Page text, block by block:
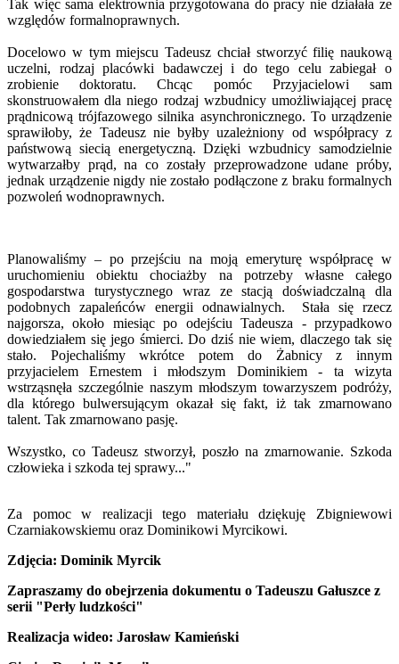
Tak więc sama elektrownia przygotowana do pracy nie działała ze
względów formalnoprawnych.
Docelowo w tym miejscu Tadeusz chciał stworzyć filię naukową
uczelni, rodzaj placówki badawczej i do tego celu zabiegał o
zrobienie doktoratu. Chcąc pomóc Przyjacielowi sam
skonstruowałem dla niego rodzaj wzbudnicy umożliwiającej pracę
prądnicową trójfazowego silnika asynchronicznego. To urządzenie
sprawiłoby, że Tadeusz nie byłby uzależniony od współpracy z
państwową siecią energetyczną. Dzięki wzbudnicy samodzielnie
wytwarzałby prąd, na co zostały przeprowadzone udane próby,
jednak urządzenie nigdy nie zostało podłączone z braku formalnych
pozwoleń wodnoprawnych.
Planowaliśmy – po przejściu na moją emeryturę współpracę w
uruchomieniu obiektu chociażby na potrzeby własne całego
gospodarstwa turystycznego wraz ze stacją doświadczalną dla
podobnych zapaleńców energii odnawialnych. Stała się rzecz
najgorsza, około miesiąc po odejściu Tadeusza - przypadkowo
dowiedziałem się jego śmierci. Do dziś nie wiem, dlaczego tak się
stało. Pojechaliśmy wkrótce potem do Żabnicy z innym
przyjacielem Ernestem i młodszym Dominikiem - ta wizyta
wstrząsnęła szczególnie naszym młodszym towarzyszem podróży,
dla którego bulwersującym okazał się fakt, iż tak zmarnowano
talent. Tak zmarnowano pasję.
Wszystko, co Tadeusz stworzył, poszło na zmarnowanie. Szkoda
człowieka i szkoda tej sprawy..."
Za pomoc w realizacji tego materiału dziękuję Zbigniewowi
Czarniakowskiemu oraz Dominikowi Myrcikowi.
Zdjęcia: Dominik Myrcik
Zapraszamy do obejrzenia dokumentu o Tadeuszu Gałuszce z
serii "Perły ludzkości"
Realizacja wideo: Jarosław Kamieński